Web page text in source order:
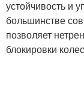
устойчивость и
большинстве
позволяет
блокировки